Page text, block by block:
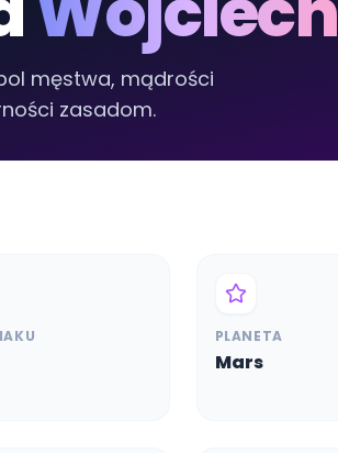
męstwa, mądrości
zasadom.
PLANETA
Mars